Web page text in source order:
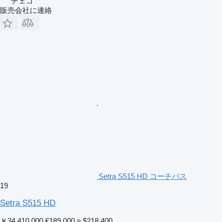
販売会社に連絡
Setra S515 HD コーチバス
19
Setra S515 HD